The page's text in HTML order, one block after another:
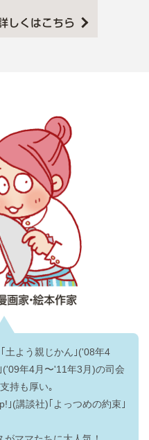
しくはこちら
土よう親じかん｣('08年4
年4月〜'11年3月)の司会
持も厚い｡
｣(講談社)｢よっつめの約束｣